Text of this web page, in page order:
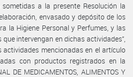
sometidas a la presente Resolución la
envasado y depósito de los
la Higiene Personal y Perfumes, y las
intervengan en dichas actividades”,
actividades mencionadas en el artículo
con productos registrados en la
DE MEDICAMENTOS, ALIMENTOS Y